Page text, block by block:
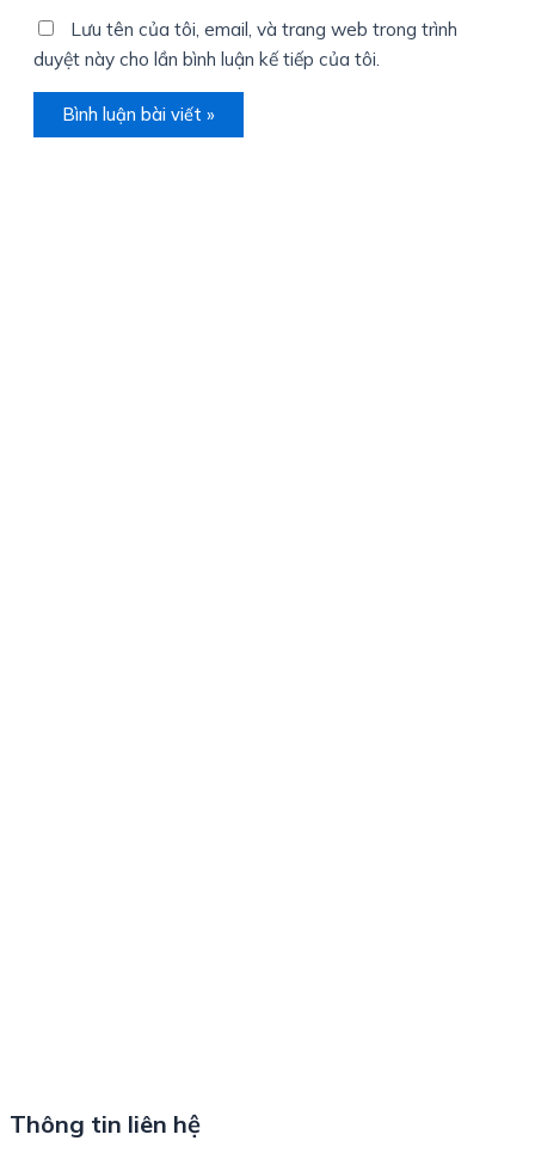
Lưu tên của tôi, email, và trang web trong trình
duyệt này cho lần bình luận kế tiếp của tôi.
Thông tin liên hệ